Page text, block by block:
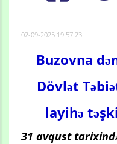
02-09-2025 19:57:23
Buzovna
Dövlət
layihə
31 avqust